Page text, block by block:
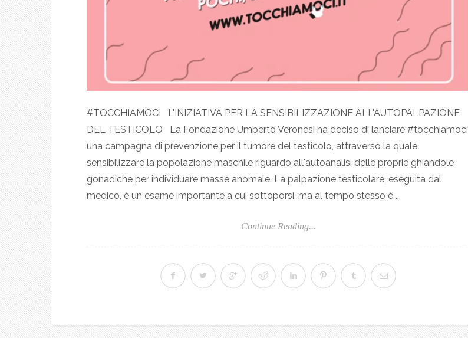
#TOCCHIAMOCI L'INIZIATIVA PER LA SENSIBILIZZAZIONE ALL'AUTOPALPAZIONE
DEL TESTICOLO La Fondazione Umberto Veronesi ha deciso di lanciare #tocchiamoci,
una campagna di prevenzione per il tumore del testicolo, attraverso la quale
sensibilizzare la popolazione maschile riguardo all'autoanalisi delle proprie ghiandole
gonadiche per individuare masse anomale. La palpazione testicolare, eseguita dal
medico, è un esame importante a cui sottoporsi, ma al tempo stesso è ...
Continue Reading...